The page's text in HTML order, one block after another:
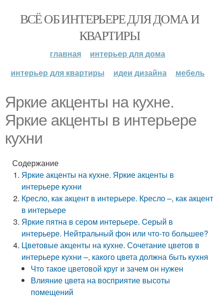
ВСЁ ОБ ИНТЕРЬЕРЕ ДЛЯ ДОМА И
КВАРТИРЫ
главная
интерьер для дома
интерьер для квартиры
идеи дизайна мебель
Яркие акценты на кухне.
Яркие акценты в интерьере
кухни
Содержание
Яркие акценты на кухне. Яркие акценты в
интерьере кухни
Кресло, как акцент в интерьере. Кресло –, как акцент
в интерьере
Яркие пятна в сером интерьере. Cерый в
интерьере. Нейтральный фон или что-то большее?
Цветовые акценты на кухне. Сочетание цветов в
интерьере кухни –, какого цвета должна быть кухня
Что такое цветовой круг и зачем он нужен
Влияние цвета на восприятие высоты
помещений